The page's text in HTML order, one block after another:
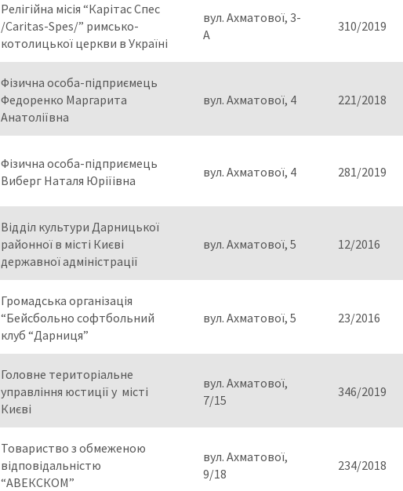
Релігійна місія “Карітас Спес
/Caritas-Spes/” римсько-
котолицької церкви в Україні
вул. Ахматової, 3-
А
310/2019
Фізична особа-підприємець
Федоренко Маргарита
Анатоліївна
вул. Ахматової, 4 221/2018
Фізична особа-підприємець
Виберг Наталя Юріїівна
вул. Ахматової, 4 281/2019
Відділ культури Дарницької
районної в місті Києві
державної адміністрації
вул. Ахматової, 5 12/2016
Громадська організація
“Бейсбольно софтбольний
клуб “Дарниця”
вул. Ахматової, 5 23/2016
Головне територіальне
управління юстиції у місті
Києві
вул. Ахматової,
7/15
346/2019
Товариство з обмеженою
відповідальністю
“АВЕКСКОМ”
вул. Ахматової,
9/18
234/2018